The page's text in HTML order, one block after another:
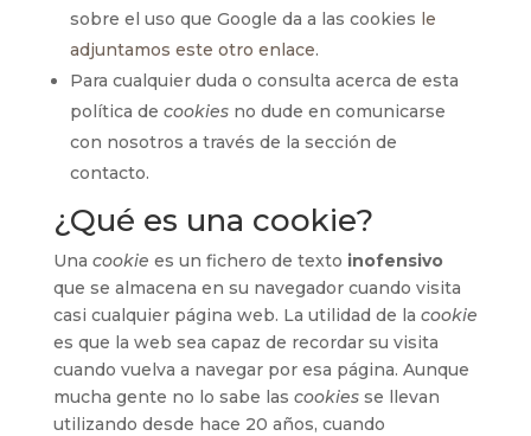
sobre el uso que Google da a las cookies le
adjuntamos este otro enlace.
Para cualquier duda o consulta acerca de esta
política de cookiesno dude en comunicarse
con nosotros a través de la sección de
contacto.
¿Qué es una cookie?
Una cookie es un fichero de texto inofensivo
que se almacena en su navegador cuando visita
casi cualquier página web. La utilidad de la cookie
es que la web sea capaz de recordar su visita
cuando vuelva a navegar por esa página. Aunque
mucha gente no lo sabe las cookiesse llevan
utilizando desde hace 20 años, cuando